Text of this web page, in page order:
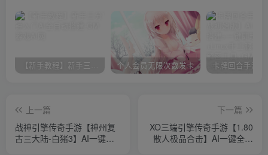
【新手教程】新手三分钟入门AI全自动搭建 个人会员无限次数发卡
上一篇
战神引擎传奇手游【神州复
古三大陆-白猪3】AI一键全
下一篇
XO三端引擎传奇手游【1.80
散人极品合击】AI一键全自